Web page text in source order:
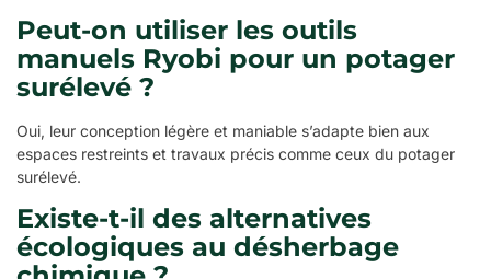
Peut-on utiliser les outils
manuels Ryobi pour un potager
surélevé ?
Oui, leur conception légère et maniable s’adapte bien aux
espaces restreints et travaux précis comme ceux du potager
surélevé.
Existe-t-il des alternatives
écologiques au désherbage